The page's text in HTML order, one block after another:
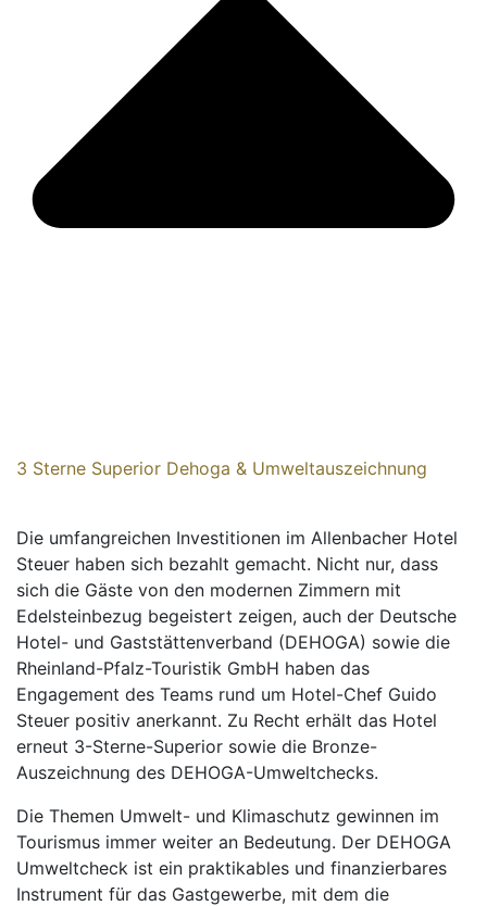
3 Sterne Superior Dehoga & Umweltauszeichnung
Die umfangreichen Investitionen im Allenbacher Hotel
Steuer haben sich bezahlt gemacht. Nicht nur, dass
sich die Gäste von den modernen Zimmern mit
Edelsteinbezug begeistert zeigen, auch der Deutsche
Hotel- und Gaststättenverband (DEHOGA) sowie die
Rheinland-Pfalz-Touristik GmbH haben das
Engagement des Teams rund um Hotel-Chef Guido
Steuer positiv anerkannt. Zu Recht erhält das Hotel
erneut 3-Sterne-Superior sowie die Bronze-
Auszeichnung des DEHOGA-Umweltchecks.
Die Themen Umwelt- und Klimaschutz gewinnen im
Tourismus immer weiter an Bedeutung. Der DEHOGA
Umweltcheck ist ein praktikables und finanzierbares
Instrument für das Gastgewerbe, mit dem die